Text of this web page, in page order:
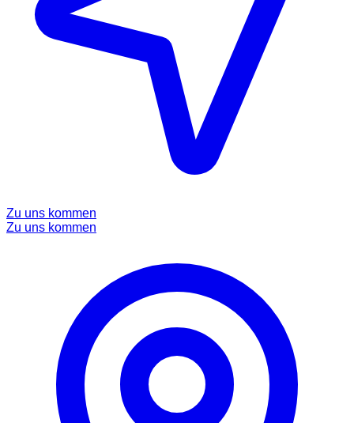
Zu uns kommen
Zu uns kommen